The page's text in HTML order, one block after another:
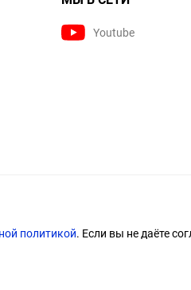
Youtube
политикой. Если вы не даёте